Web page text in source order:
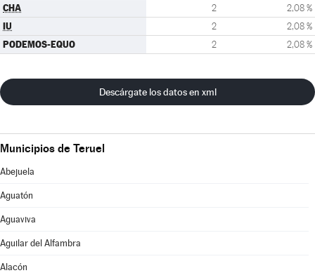
CHA 2 2,08 %
IU 2 2,08 %
PODEMOS-EQUO 2 2,08 %
Descárgate los datos en xml
Municipios de Teruel
Abejuela
Aguatón
Aguaviva
Aguilar del Alfambra
Alacón